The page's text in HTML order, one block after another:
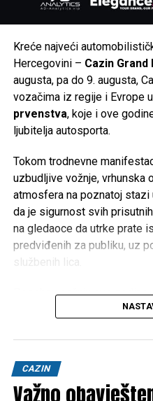
Priključite se Mreži mladih
projekte o kojima možete
Kreće najveći
Hercegovini – Cazin Grand
augusta, pa do 9. augusta,
vozačima iz regije i Evrope
prvenstva, koje i ove
ljubitelja autosporta.
Tokom trodnevne
uzbudljive vožnje, vrhunska
atmosfera na poznatoj stazi
da je sigurnost svih
na gledaoce da utrke prate
predviđenih za publiku, uz
službenih lica.
Posebnu pažnju ove godine
Hifa Petrol, koja
čakdva Porsche Macana,
više od2.800 nagrada
Očekuje se dolazak hiljada
CAZIN
Važno